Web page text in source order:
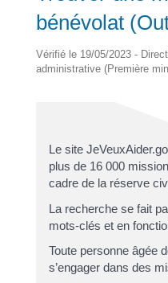
bénévolat
Vérifié le 19/05/2023 -
administrative (Première
Le site
plus de 16 000
cadre de la réserve
La recherche se fait
mots-clés et en
Toute personne âgée
s’engager dans des